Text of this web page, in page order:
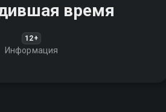
время
12+
Информация